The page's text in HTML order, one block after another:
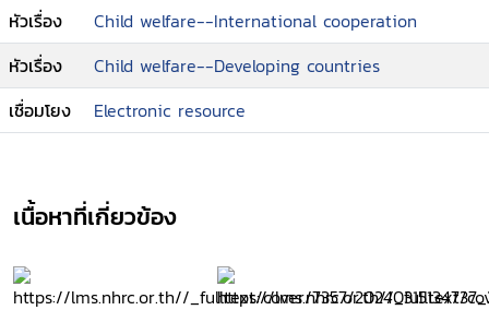
born in each of the last seven decades,
exploring how their life has been shaped by
the country's progress 2) illustrated insights
into the country's history, with a spotlight on
each decade 3) inspiring articles on Thailand's
illustrated facts and figures on how the
risen over time, along with an interactive
timeline 5) insights into UNICEF's ongoing
หัวเรื่อง
Child welfare--International cooperation
หัวเรื่อง
Child welfare--Developing countries
เชื่อมโยง
Electronic resource
เนื้อหาที่เกี่ยวข้อง